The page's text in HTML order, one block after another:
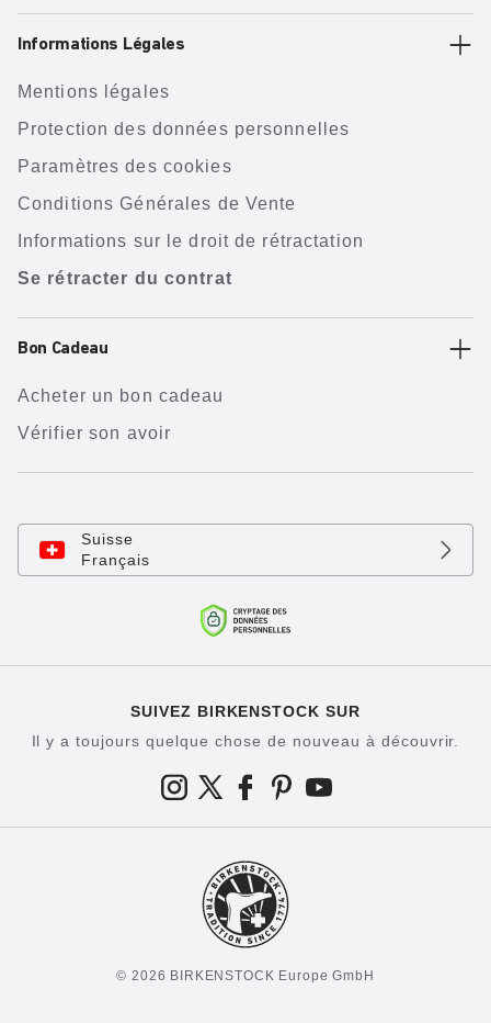
Informations Légales
Mentions légales
Protection des données personnelles
Paramètres des cookies
Conditions Générales de Vente
Informations sur le droit de rétractation
Se rétracter du contrat
Bon Cadeau
Acheter un bon cadeau
Vérifier son avoir
Suisse
Français
SUIVEZ BIRKENSTOCK SUR
Il y a toujours quelque chose de nouveau à découvrir.
© 2026 BIRKENSTOCK Europe GmbH